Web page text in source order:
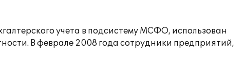
учета в подсистему МСФО, использован
В феврале 2008 года сотрудники предприятий,